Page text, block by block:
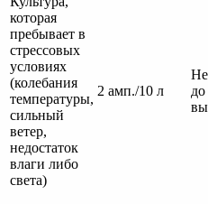
которая
пребывает в
стрессовых
условиях
(колебания
температуры,
сильный
ветер,
недостаток
влаги либо
света)
2 амп./10 л